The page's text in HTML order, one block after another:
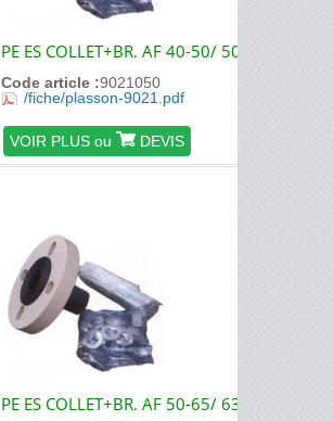
PE ES COLLET+BR. AF 40-50/ 50
Code article :9021050
/fiche/plasson-9021.pdf
VOIR PLUS ou DEVIS
PE ES COLLET+BR. AF 50-65/ 63